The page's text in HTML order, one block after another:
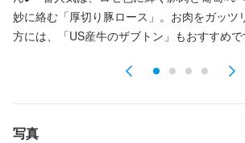
妙に絡む「厚切り豚ロース」。お肉をガッツ
方には、「US産牛のザブトン」もおすすめで
写真
・雇用保険、健康保険あり
・海外研修あり(成績による)
・店内禁煙
・独立応援(独立店舗買取相談)